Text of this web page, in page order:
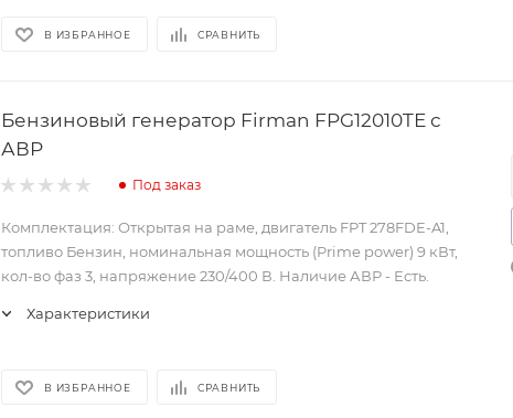
В ИЗБРАННОЕ СРАВНИТЬ
Бензиновый генератор Firman FPG12010TЕ с
АВР
Под заказ
Комплектация: Открытая на раме, двигатель FPT 278FDE-A1,
топливо Бензин, номинальная мощность (Prime power) 9 кВт,
кол-во фаз 3, напряжение 230/400 В. Наличие АВР - Есть.
Характеристики
В ИЗБРАННОЕ СРАВНИТЬ